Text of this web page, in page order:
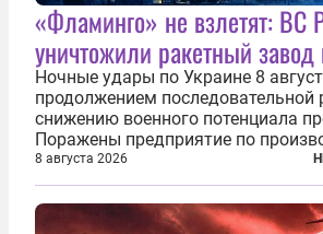
«Фламинго» не взлетят: ВС
уничтожили ракетный завод
Ночные удары по Украине 8
продолжением последовательной
снижению военного потенциала
Поражены предприятие по
крылатых ракет, крупный склад
сухогруза с военными грузами.
нанесены удары по объектам в
Киеве...
8 августа 2026